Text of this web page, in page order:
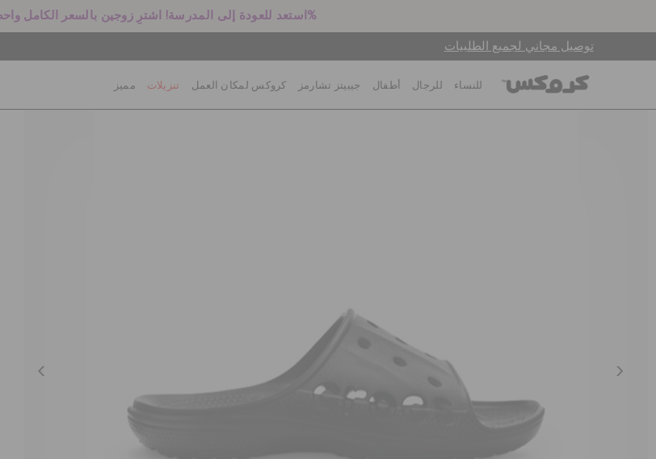
استعد للعودة إلى المدرسة! اشترِ زوجين بالسعر الكامل واحصل على خصم 25%
توصيل مجاني لجميع الطلبيات
للنساء للرجال أطفال جيبيتز تشارمز كروكس لمكان العمل تنزيلات مميز